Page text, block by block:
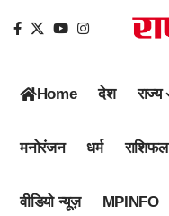
Home देश राज्य
मनोरंजन धर्म राशिफल
वीडियो न्यूज़ MPINFO